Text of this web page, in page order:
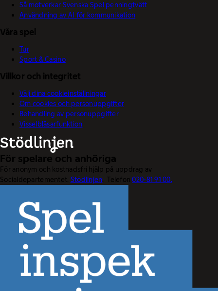
Så motverkar Svenska Spel penningtvätt
Användning av AI för kommunikation
Våra spel
Tur
Sport & Casino
Villkor och integritet
Välj dina cookieinställningar
Om cookies och personuppgifter
Behandling av personuppgifter
Visselblåsarfunktion
För spelare och anhöriga
För anonym och kostnadsfri hjälp på uppdrag av
Socialdepartementet. Stödlinjen. Telefon020-81 91 00.